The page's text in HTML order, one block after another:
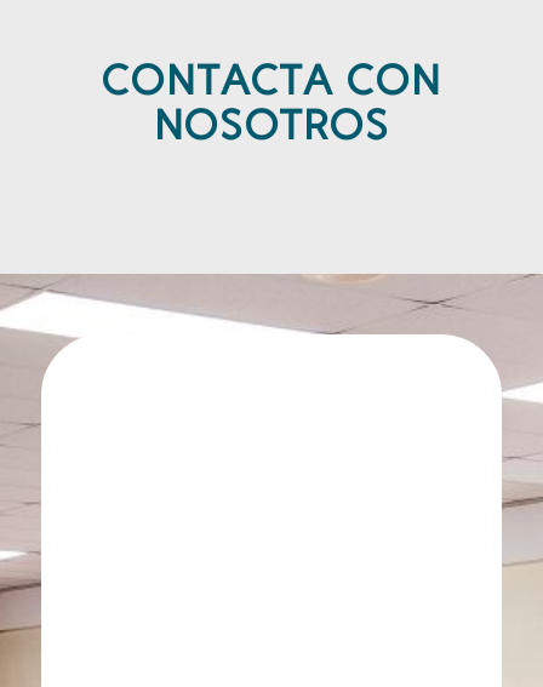
CONTACTA CON
NOSOTROS